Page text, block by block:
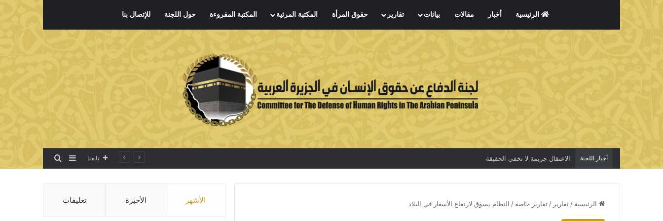
الرئيسية أخبار مقالات بيانات تقارير حقوق المرأة المكتبة المرئية المكتبة المقروءة حول اللجنة للإتصال بنا
أخبار اللجنة معتقلات الرأي تابعنا إضافة عمود جانبي
بحث عن
الرئيسية / تقارير / تقارير خاصة / النظام يسوق لارتفاع الأسعار في البلاد الأشهر الأخيرة تعليقات